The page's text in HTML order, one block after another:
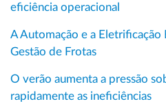
eficiência operacional
A Automação e a Eletrificação
Gestão de Frotas
O verão aumenta a pressão
rapidamente as ineficiências